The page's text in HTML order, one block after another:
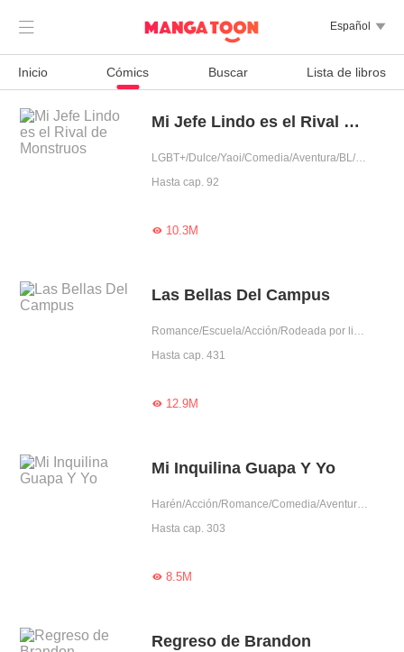
 Español 
Inicio Cómics Buscar Lista de libros
Mi Jefe Lindo es el Rival de Monstruos
LGBT+/Dulce/Yaoi/Comedia/Aventura/BL/Dominante/Arrogante/Otaku/Jefe
Hasta cap. 92
10.3M
Las Bellas Del Campus
Romance/Escuela/Acción/Rodeada por lindos/Otaku/Harén/Lindo escolar
Hasta cap. 431
12.9M
Mi Inquilina Guapa Y Yo
Harén/Acción/Romance/Comedia/Aventura/Auto superación/Belleza salvada por héroe/Rodeada por lindos/Otaku
Hasta cap. 303
8.5M
Regreso de Brandon